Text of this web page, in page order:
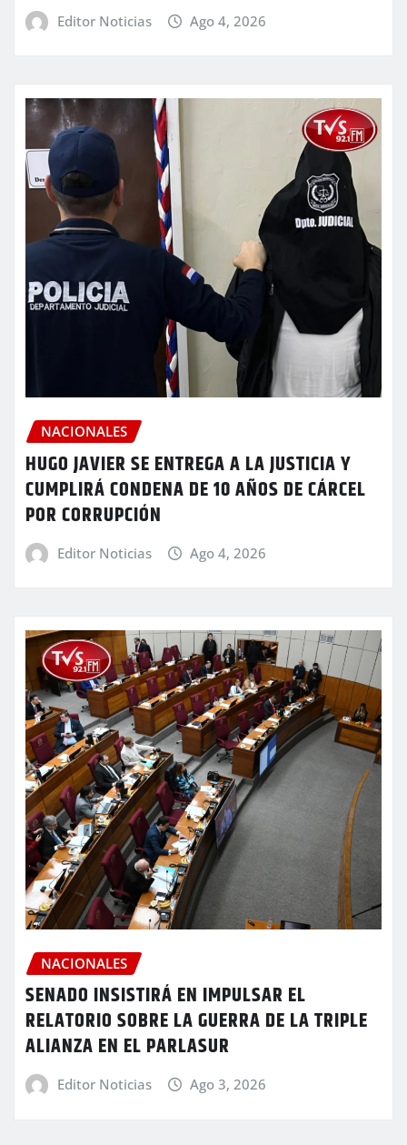
Editor Noticias Ago 4, 2026
NACIONALES
HUGO JAVIER SE ENTREGA A LA JUSTICIA Y
CUMPLIRÁ CONDENA DE 10 AÑOS DE CÁRCEL
POR CORRUPCIÓN
Editor Noticias Ago 4, 2026
NACIONALES
SENADO INSISTIRÁ EN IMPULSAR EL
RELATORIO SOBRE LA GUERRA DE LA TRIPLE
ALIANZA EN EL PARLASUR
Editor Noticias Ago 3, 2026